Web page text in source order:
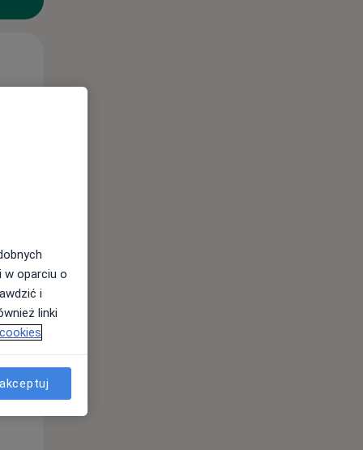
Wt,
11 Sie
w oparciu o
i
linki